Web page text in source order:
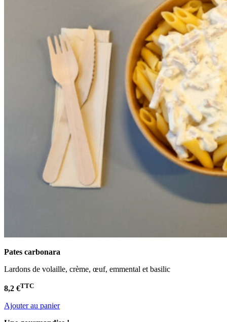
Pates carbonara
Lardons de volaille, crème, œuf, emmental et basilic
8,2 €TTC
Ajouter au panier